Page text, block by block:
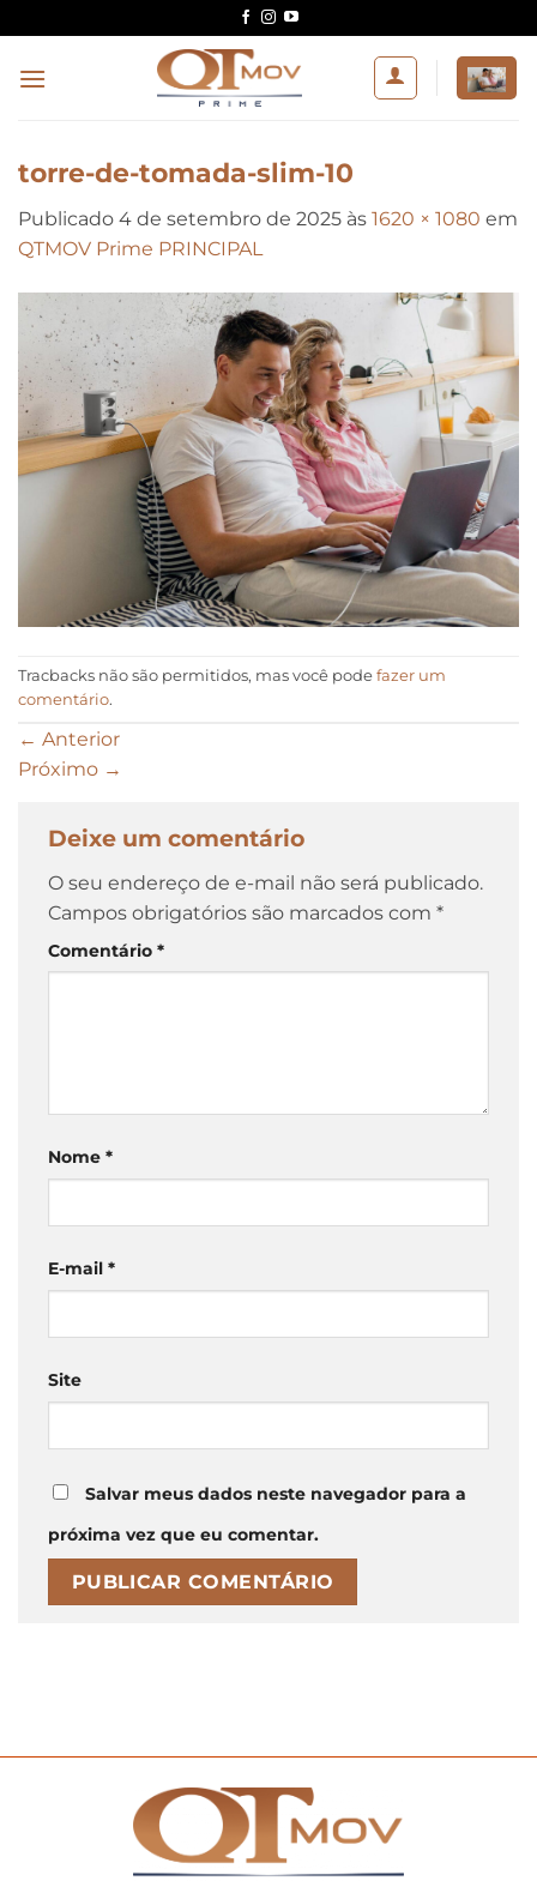
to
content
torre-de-tomada-slim-10
Publicado 4 de setembro de 2025 às 1620 × 1080 em
QTMOV Prime PRINCIPAL
Tracbacks não são permitidos, mas você pode fazer um
comentário.
← Anterior
Próximo →
Deixe um comentário
O seu endereço de e-mail não será publicado.
Campos obrigatórios são marcados com *
Comentário *
Nome *
E-mail *
Site
Salvar meus dados neste navegador para a
próxima vez que eu comentar.